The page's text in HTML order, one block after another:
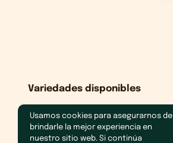
Variedades disponibles
Usamos cookies para asegurarnos de
brindarle la mejor experiencia en
nuestro sitio web. Si continúa